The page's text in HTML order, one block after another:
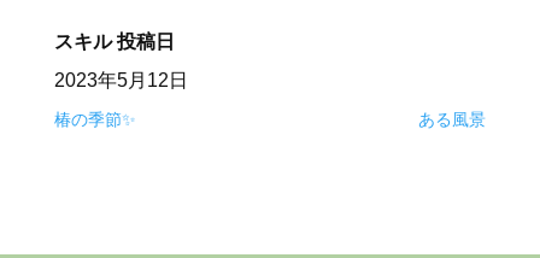
スキル 投稿日
2023年5月12日
椿の季節✨ ある風景